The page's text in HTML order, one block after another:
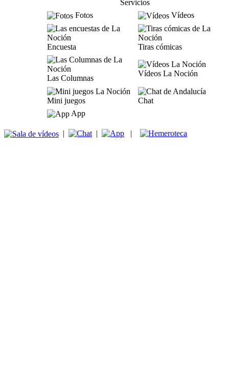
Servicios
Fotos
Vídeos
Encuesta Tiras cómicas
Las Columnas
Vídeos La Noción
Mini juegos
Chat
App
| | |